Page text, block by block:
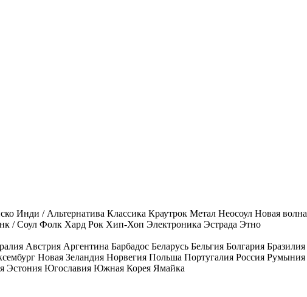
Инди / Альтернатива Классика Краутрок Метал Неосоул Новая волна
/ Соул Фолк Хард Рок Хип-Хоп Электроника Эстрада Этно
Австрия Аргентина Барбадос Беларусь Бельгия Болгария Бразилия
Новая Зеландия Норвегия Польша Португалия Россия Румыния
Эстония Югославия Южная Корея Ямайка